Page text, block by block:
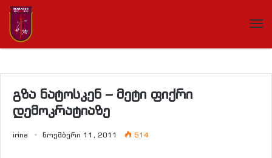
გზა ნატოსკენ – მეტი ფიქრი
დემოკრატიაზე
irina ნოემბერი 11, 2011 514